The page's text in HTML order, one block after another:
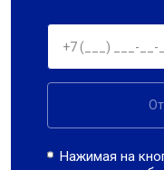
Нажимая на